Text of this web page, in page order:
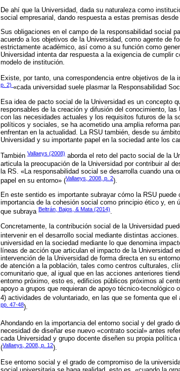
De ahí que la Universidad, dada su naturaleza como
social empresarial, dando respuesta a estas premisas
Sus obligaciones en el campo de la responsabilidad social
acuerdo a los objetivos de la Universidad, como agente de
estrictamente académico, así como a su función como
Universidad intenta dar respuesta a la exigencia de cumplir
modelo de institución.
Existe, por tanto, una correspondencia entre objetivos de
p. 2) «cada universidad suele plasmar la Responsabilidad
Esa idea de pacto social de la Universidad es un concepto
responsables de la creación y difusión del conocimiento,
con las necesidades actuales y los requisitos futuros de la
políticos y sociales, se ha acometido una amplia reforma
enfrentan en la actualidad. La RSU también, desde su
Universidad y su importante papel en la sociedad ante los
También Vallaeys (2008) aborda el reto del pacto social de la
articula la preocupación de la Universidad por contribuir al
la RS. «La responsabilidad social se desarrolla cuando
papel en su entorno» (Vallaeys, 2008, p. 2).
En este sentido es importante subrayar cómo la RSU
importancia de la cohesión social como principio ético y,
que subraya Beltrán, Bajos, & Mata (2014).
Concretamente, la contribución social de la Universidad
intervenir en el desarrollo social mediante distintas acciones.
universidad en la sociedad mediante lo que denomina
líneas de acción que articulan el impacto de la Universidad
intervención de la Universidad de forma directa en su
de atención a la población, tales como centros culturales,
comunitario que, al igual que en las acciones anteriores
entorno próximo, esto es, edificios públicos próximos al
apoyo a grupos que requieran de apoyo técnico-
4) actividades de voluntariado, en las que se fomenta que
pp. 47-48).
Ahondando en la importancia del entorno social y del grado
necesidad de diseñar ese nuevo «contrato social» antes
cada Universidad y grupo docente diseñen su propia
(Vallaeys, 2008, p. 12).
Ese entorno social y el grado de compromiso de la